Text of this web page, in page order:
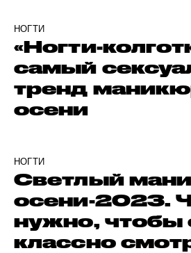
НОГТИ
«Ногти-
самый
тренд
осени
НОГТИ
Светлый
осени-2023.
нужно, чтобы
классно